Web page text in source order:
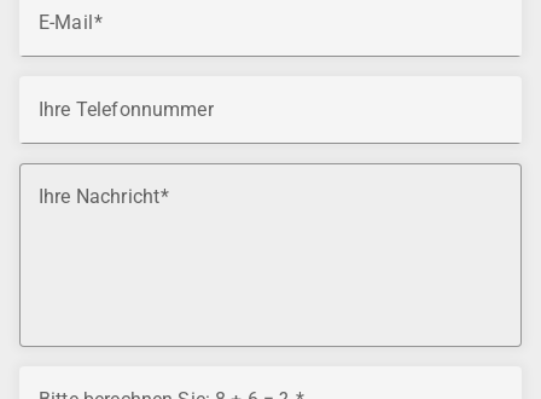
E-Mail
Ihre Telefonnummer
Ihre Nachricht